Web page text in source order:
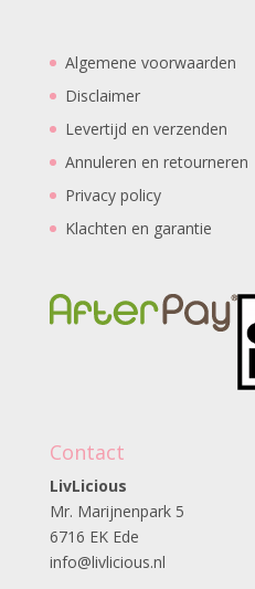
Algemene voorwaarden
Disclaimer
Levertijd en verzenden
Annuleren en retourneren
Privacy policy
Klachten en garantie
Contact
LivLicious
Mr. Marijnenpark 5
6716 EK Ede
info@livlicious.nl